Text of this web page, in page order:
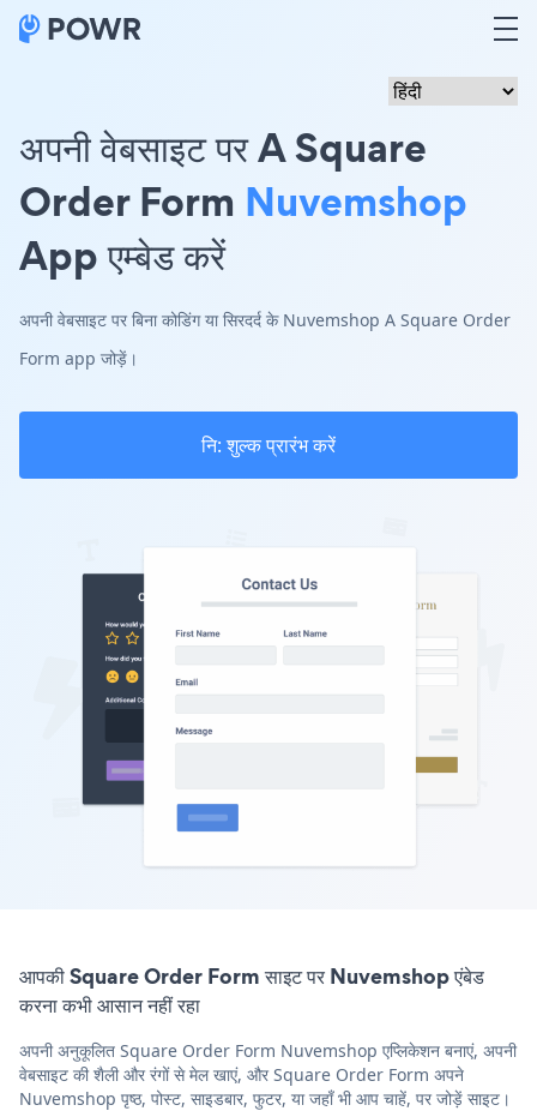
अपनी वेबसाइट पर A Square
Order Form Nuvemshop
App एम्बेड करें
अपनी वेबसाइट पर बिना कोडिंग या सिरदर्द के Nuvemshop A Square Order
Form app जोड़ें।
नि: शुल्क प्रारंभ करें
आपकी Square Order Form साइट पर Nuvemshop एंबेड
करना कभी आसान नहीं रहा
अपनी अनुकूलित Square Order Form Nuvemshop एप्लिकेशन बनाएं, अपनी
वेबसाइट की शैली और रंगों से मेल खाएं, और Square Order Form अपने
Nuvemshop पृष्ठ, पोस्ट, साइडबार, फुटर, या जहाँ भी आप चाहें, पर जोड़ें साइट।